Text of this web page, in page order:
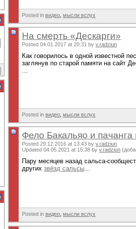
Posted in видео мысли вслух
На смерть «Дескарги»
Posted 04.01.2017 at 20:31 by v.radziun
Как говорилось в одной известной
заглянув по старой памяти на сайт
...
Posted in видео мысли вслух
Фело Бакальяо и пачанга
Posted 29.12.2016 at 13:43 by v.radziun
Updated 04.05.2021 at 15:38 by v.radziun
Пару месяцев назад сальса-
других звёзд сальсы...
Posted in видео мысли вслух